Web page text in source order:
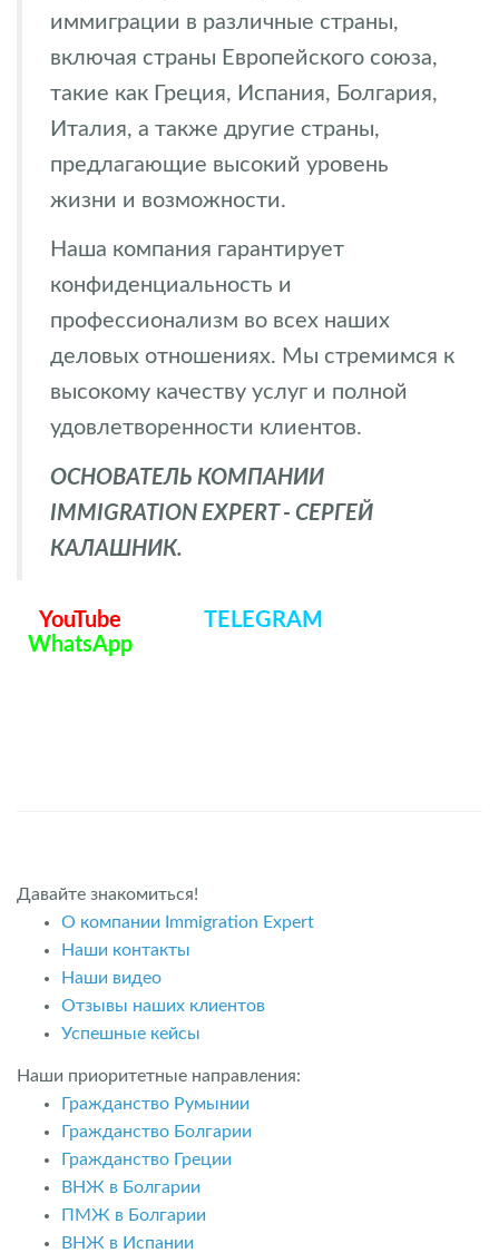
иммиграции в различные страны,
включая страны Европейского союза,
такие как Греция, Испания, Болгария,
Италия, а также другие страны,
предлагающие высокий уровень
жизни и возможности.
Наша компания гарантирует
конфиденциальность и
профессионализм во всех наших
деловых отношениях. Мы стремимся к
высокому качеству услуг и полной
удовлетворенности клиентов.
ОСНОВАТЕЛЬ КОМПАНИИ
IMMIGRATION EXPERT - СЕРГЕЙ
КАЛАШНИК.
YouTube
TELEGRAM
WhatsApp
Давайте знакомиться!
О компании Immigration Expert
Наши контакты
Наши видео
Отзывы наших клиентов
Успешные кейсы
Наши приоритетные направления:
Гражданство Румынии
Гражданство Болгарии
Гражданство Греции
ВНЖ в Болгарии
ПМЖ в Болгарии
ВНЖ в Испании